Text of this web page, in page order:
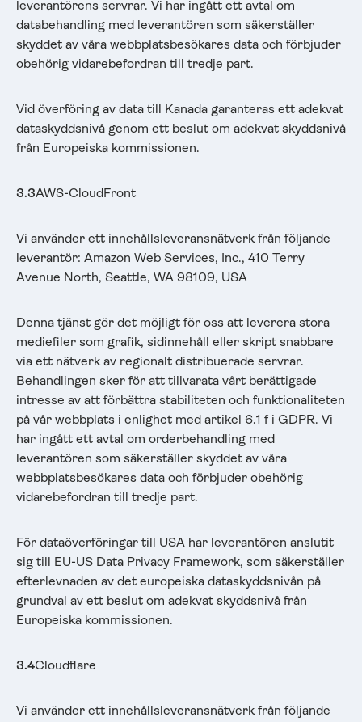
leverantörens servrar. Vi har ingått ett avtal om
databehandling med leverantören som säkerställer
skyddet av våra webbplatsbesökares data och förbjuder
obehörig vidarebefordran till tredje part.
Vid överföring av data till Kanada garanteras ett adekvat
dataskyddsnivå genom ett beslut om adekvat skyddsnivå
från Europeiska kommissionen.
3.3AWS-CloudFront
Vi använder ett innehållsleveransnätverk från följande
leverantör: Amazon Web Services, Inc., 410 Terry
Avenue North, Seattle, WA 98109, USA
Denna tjänst gör det möjligt för oss att leverera stora
mediefiler som grafik, sidinnehåll eller skript snabbare
via ett nätverk av regionalt distribuerade servrar.
Behandlingen sker för att tillvarata vårt berättigade
intresse av att förbättra stabiliteten och funktionaliteten
på vår webbplats i enlighet med artikel 6.1 f i GDPR. Vi
har ingått ett avtal om orderbehandling med
leverantören som säkerställer skyddet av våra
webbplatsbesökares data och förbjuder obehörig
vidarebefordran till tredje part.
För dataöverföringar till USA har leverantören anslutit
sig till EU-US Data Privacy Framework, som säkerställer
efterlevnaden av det europeiska dataskyddsnivån på
grundval av ett beslut om adekvat skyddsnivå från
Europeiska kommissionen.
3.4Cloudflare
Vi använder ett innehållsleveransnätverk från följande